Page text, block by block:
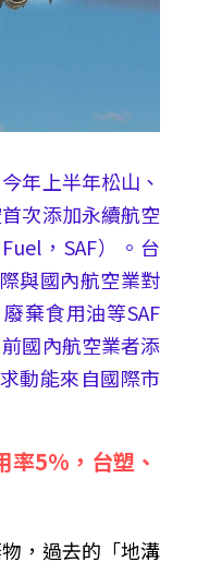
年上半年松山、
次添加永續航空
，SAF）。台
與國內航空業對
棄食用油等SAF
國內航空業者添
動能來自國際市
率5%，台塑、
，過去的「地溝